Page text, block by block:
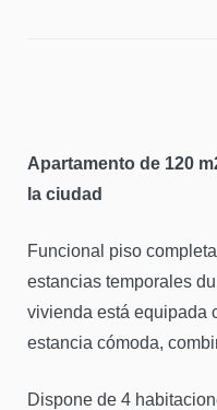
Apartamento de 120
la ciudad
Funcional piso
estancias temporales
vivienda está equipada
estancia cómoda,
Dispone de 4